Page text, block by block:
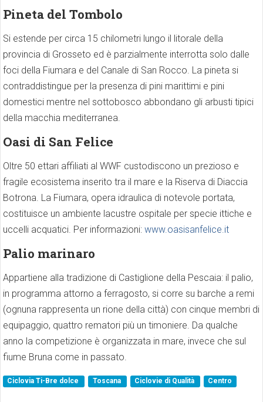
Pineta del Tombolo
Si estende per circa 15 chilometri lungo il litorale della
provincia di Grosseto ed è parzialmente interrotta solo dalle
foci della Fiumara e del Canale di San Rocco. La pineta si
contraddistingue per la presenza di pini marittimi e pini
domestici mentre nel sottobosco abbondano gli arbusti tipici
della macchia mediterranea.
Oasi di San Felice
Oltre 50 ettari affiliati al WWF custodiscono un prezioso e
fragile ecosistema inserito tra il mare e la Riserva di Diaccia
Botrona. La Fiumara, opera idraulica di notevole portata,
costituisce un ambiente lacustre ospitale per specie ittiche e
uccelli acquatici. Per informazioni: www.oasisanfelice.it
Palio marinaro
Appartiene alla tradizione di Castiglione della Pescaia: il palio,
in programma attorno a ferragosto, si corre su barche a remi
(ognuna rappresenta un rione della città) con cinque membri di
equipaggio, quattro rematori più un timoniere. Da qualche
anno la competizione è organizzata in mare, invece che sul
fiume Bruna come in passato.
Ciclovia Ti-Bre dolce Toscana Ciclovie di Qualità Centro